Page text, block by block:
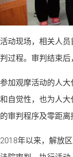
活动现场，相关人
判过程。审判结束
参加观摩活动的人
和自觉性，也为人
的审判程序及零距
2018年以来，解放